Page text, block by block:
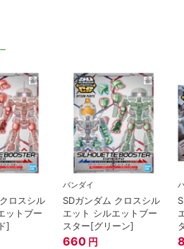
ロスシル
ットブー
]
バンダイ
SDガンダム クロスシル
エット シルエットブー
スター[グリーン]
660 円